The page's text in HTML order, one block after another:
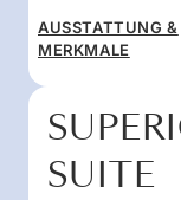
AUSSTATTUNG &
MERKMALE
SUITE